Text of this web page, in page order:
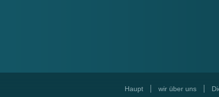
Haupt wir über uns